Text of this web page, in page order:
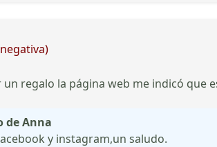
regalo la página web me indicó que
de Anna
y instagram,un saludo.